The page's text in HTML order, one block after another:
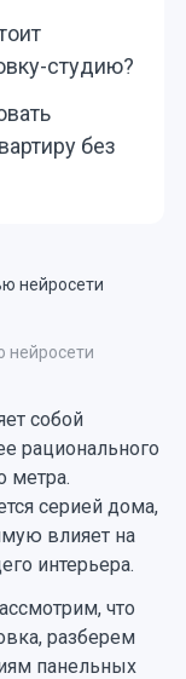
студию?
без
нейросети
собой
рационального
метра.
серией дома,
влияет на
интерьера.
что
разберем
панельных